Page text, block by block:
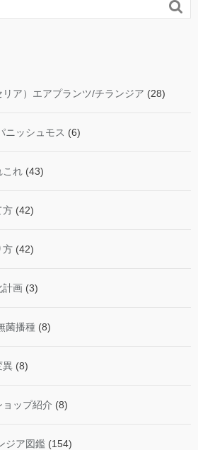

ア）エアプランツ/チランジア (28)
ニッシュモス (6)
これ (43)
方 (42)
方 (42)
計画 (3)
菌播種 (8)
異 (8)
ップ紹介 (8)
ジア図鑑 (154)